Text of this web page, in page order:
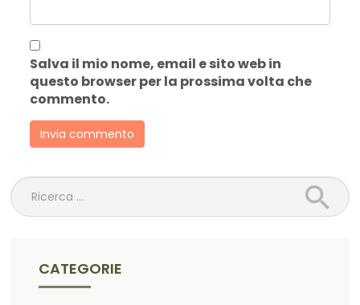
Salva il mio nome, email e sito web in
questo browser per la prossima volta che
commento.
Ricerca
CATEGORIE